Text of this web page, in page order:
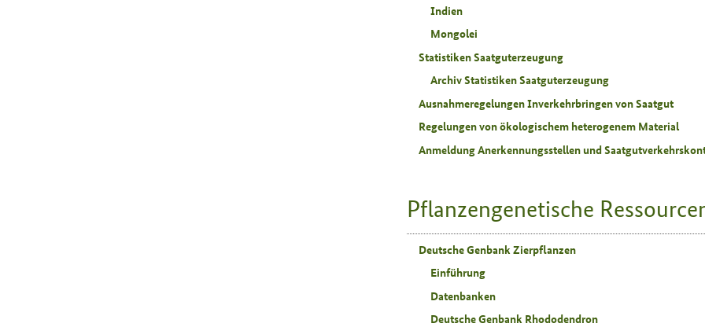
Indien
Mongolei
Statistiken Saatguterzeugung
Archiv Statistiken Saatguterzeugung
Ausnahmeregelungen Inverkehrbringen von Saatgut
Regelungen von ökologischem heterogenem Material
Anmeldung Anerkennungsstellen und
Pflanzengenetische
Deutsche Genbank Zierpflanzen
Einführung
Datenbanken
Deutsche Genbank Rhododendron